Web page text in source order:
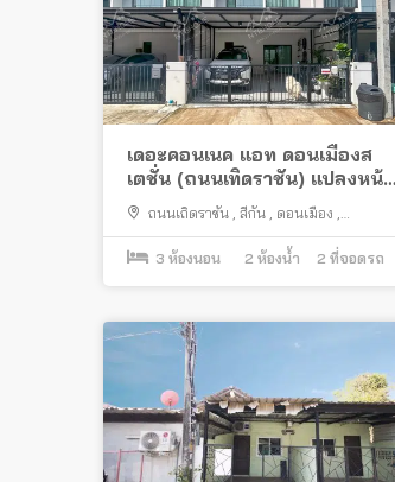
เดอะคอนเนค แอท ดอนเมืองส
เตชั่น (ถนนเทิดราชัน) แปลงหน้า
สวน ต่อเติมครบ ใกล้สนามบิน
ดอนเมือง
ถนนเถิดราชัน , สีกัน , ดอนเมือง ,
กรุงเทพมหานคร
3 ห้องนอน 2 ห้องน้ำ 2 ที่จอดรถ